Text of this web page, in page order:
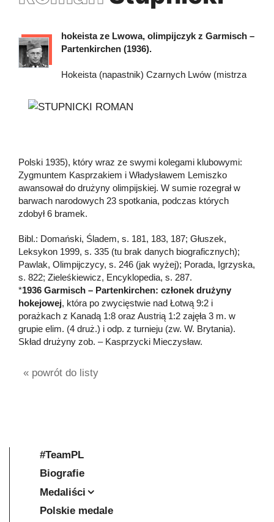
hokeista ze Lwowa, olimpijczyk z Garmisch –
Partenkirchen (1936).
Hokeista (napastnik) Czarnych Lwów (mistrza
Polski 1935), który wraz ze swymi kolegami klubowymi:
Zygmuntem Kasprzakiem i Władysławem Lemiszko
awansował do drużyny olimpijskiej. W sumie rozegrał w
barwach narodowych 23 spotkania, podczas których
zdobył 6 bramek.
Bibl.: Domański, Śladem, s. 181, 183, 187; Głuszek,
Leksykon 1999, s. 335 (tu brak danych biograficznych);
Pawlak, Olimpijczycy, s. 246 (jak wyżej); Porada, Igrzyska,
s. 822; Zieleśkiewicz, Encyklopedia, s. 287.
*1936 Garmisch – Partenkirchen: członek drużyny
hokejowej, która po zwycięstwie nad Łotwą 9:2 i
porażkach z Kanadą 1:8 oraz Austrią 1:2 zajęła 3 m. w
grupie elim. (4 druż.) i odp. z turnieju (zw. W. Brytania).
Skład drużyny zob. – Kasprzycki Mieczysław.
« powrót do listy
#TeamPL
Biografie
Medaliści
Polskie medale